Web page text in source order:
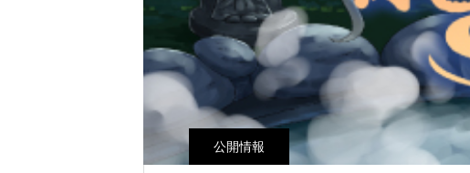
公開情報